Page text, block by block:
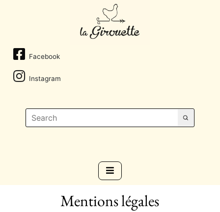
Facebook
Instagram
Mentions légales